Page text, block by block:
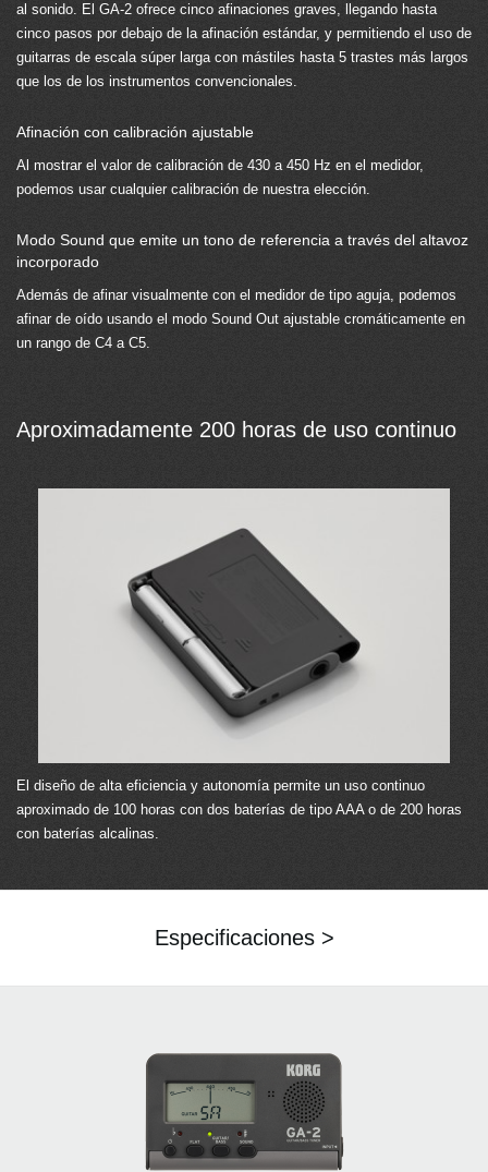
al sonido. El GA-2 ofrece cinco afinaciones graves, llegando hasta
cinco pasos por debajo de la afinación estándar, y permitiendo el uso de
guitarras de escala súper larga con mástiles hasta 5 trastes más largos
que los de los instrumentos convencionales.
Afinación con calibración ajustable
Al mostrar el valor de calibración de 430 a 450 Hz en el medidor,
podemos usar cualquier calibración de nuestra elección.
Modo Sound que emite un tono de referencia a través del altavoz
incorporado
Además de afinar visualmente con el medidor de tipo aguja, podemos
afinar de oído usando el modo Sound Out ajustable cromáticamente en
un rango de C4 a C5.
Aproximadamente 200 horas de uso continuo
El diseño de alta eficiencia y autonomía permite un uso continuo
aproximado de 100 horas con dos baterías de tipo AAA o de 200 horas
con baterías alcalinas.
Especificaciones >